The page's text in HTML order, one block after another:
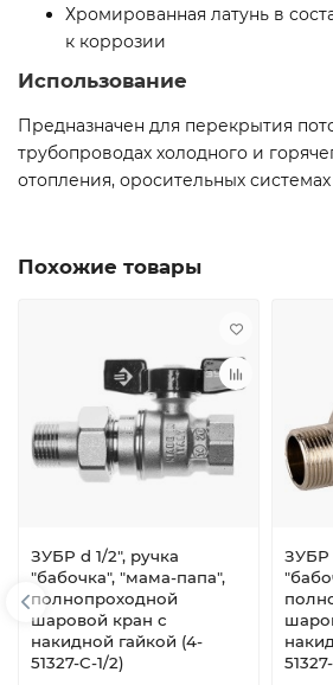
Хромированная латунь в
к коррозии
Использование
Предназначен для перекрытия
трубопроводах холодного и
отопления, оросительных системах
Похожие товары
ЗУБР d 1/2″, ручка
″бабочка″, ″мама-папа″,
полнопроходной
шаровой кран с
накидной гайкой (4-
51327-C-1/2)
ЗУБР